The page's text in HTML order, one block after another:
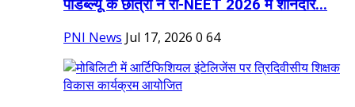
पीडब्ल्यू के छात्रों ने री-NEET 2026 में शानदार...
PNI News Jul 17, 2026 0 64